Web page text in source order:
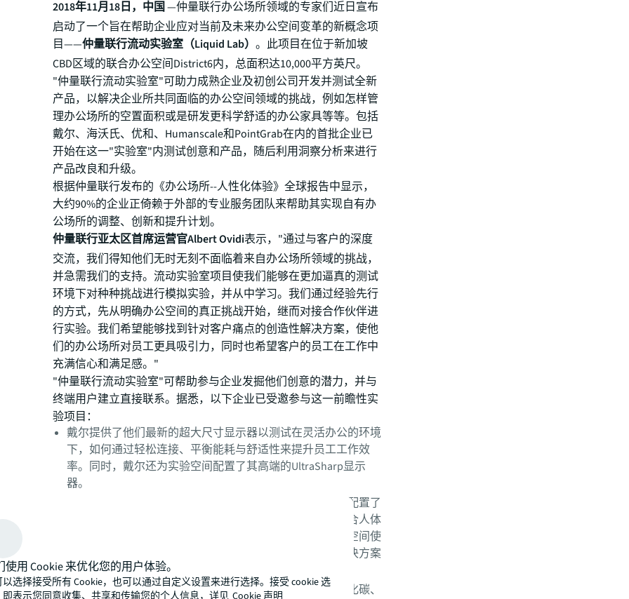
2018年11月18日，中国 —仲量联行办公场所领域的专家们近日宣布
启动了一个旨在帮助企业应对当前及未来办公空间变革的新概念项
目——仲量联行流动实验室（Liquid Lab）。此项目在位于新加坡
CBD区域的联合办公空间District6内，总面积达10,000平方英尺。
"仲量联行流动实验室"可助力成熟企业及初创公司开发并测试全新
产品，以解决企业所共同面临的办公空间领域的挑战，例如怎样管
理办公场所的空置面积或是研发更科学舒适的办公家具等等。包括
戴尔、海沃氏、优和、Humanscale和PointGrab在内的首批企业已
开始在这一"实验室"内测试创意和产品，随后利用洞察分析来进行
产品改良和升级。
根据仲量联行发布的《办公场所--人性化体验》全球报告中显示，
大约90%的企业正倚赖于外部的专业服务团队来帮助其实现自有办
公场所的调整、创新和提升计划。
仲量联行亚太区首席运营官Albert Ovidi表示，"通过与客户的深度
交流，我们得知他们无时无刻不面临着来自办公场所领域的挑战，
并急需我们的支持。流动实验室项目使我们能够在更加逼真的测试
环境下对种种挑战进行模拟实验，并从中学习。我们通过经验先行
的方式，先从明确办公空间的真正挑战开始，继而对接合作伙伴进
行实验。我们希望能够找到针对客户痛点的创造性解决方案，使他
们的办公场所对员工更具吸引力，同时也希望客户的员工在工作中
充满信心和满足感。"
"仲量联行流动实验室"可帮助参与企业发掘他们创意的潜力，并与
终端用户建立直接联系。据悉，以下企业已受邀参与这一前瞻性实
验项目：
戴尔提供了他们最新的超大尺寸显示器以测试在灵活办公的环境
下，如何通过轻松连接、平衡能耗与舒适性来提升员工工作效
率。同时，戴尔还为实验空间配置了其高端的UltraSharp显示
器。
海沃氏为流动实验室提供了办公家具：办公桌、办公椅和配置了
传感技术的专属隔间。他们在开放的办公环境中提供了符合人体
工程学的座椅并开辟出较安静的区域，旨在测试联合办公空间使
用者，是否会为更好的办公家具和更人性化的办公场所解决方案
支付更高的会员费。
优和则为整个实验空间安装了空气质量传感器，收集二氧化碳、
使用 Cookie 来优化您的用户体验。
选择接受所有 Cookie，也可以通过自定义设置来进行选择。接受 cookie 选
即表示您同意收集、共享和传输您的个人信息，详见 Cookie 声明